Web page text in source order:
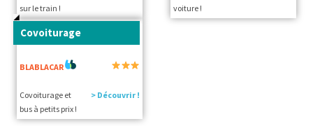
sur le train !
voiture !
Covoiturage
BLABLACAR
Covoiturage et
bus à petits prix !
> Découvrir !